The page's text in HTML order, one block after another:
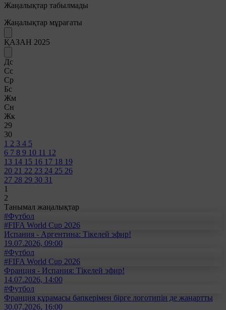
Жаңалықтар табылмады
Жаңалықтар мұрағаты
ҚАЗАН 2025
Дс
Сс
Ср
Бс
Жм
Сн
Жк
29
30
1 2 3 4 5
6 7 8 9 10 11 12
13 14 15 16 17 18 19
20 21 22 23 24 25 26
27 28 29 30 31
1
2
Танымал жаңалықтар
#Футбол
#FIFA World Cup 2026
Испания - Аргентина: Тікелей эфир!
19.07.2026, 09:00
#Футбол
#FIFA World Cup 2026
Франция - Испания: Тікелей эфир!
14.07.2026, 14:00
#Футбол
Франция құрамасы бапкерімен бірге логотипін де жаңартты
30.07.2026, 16:00